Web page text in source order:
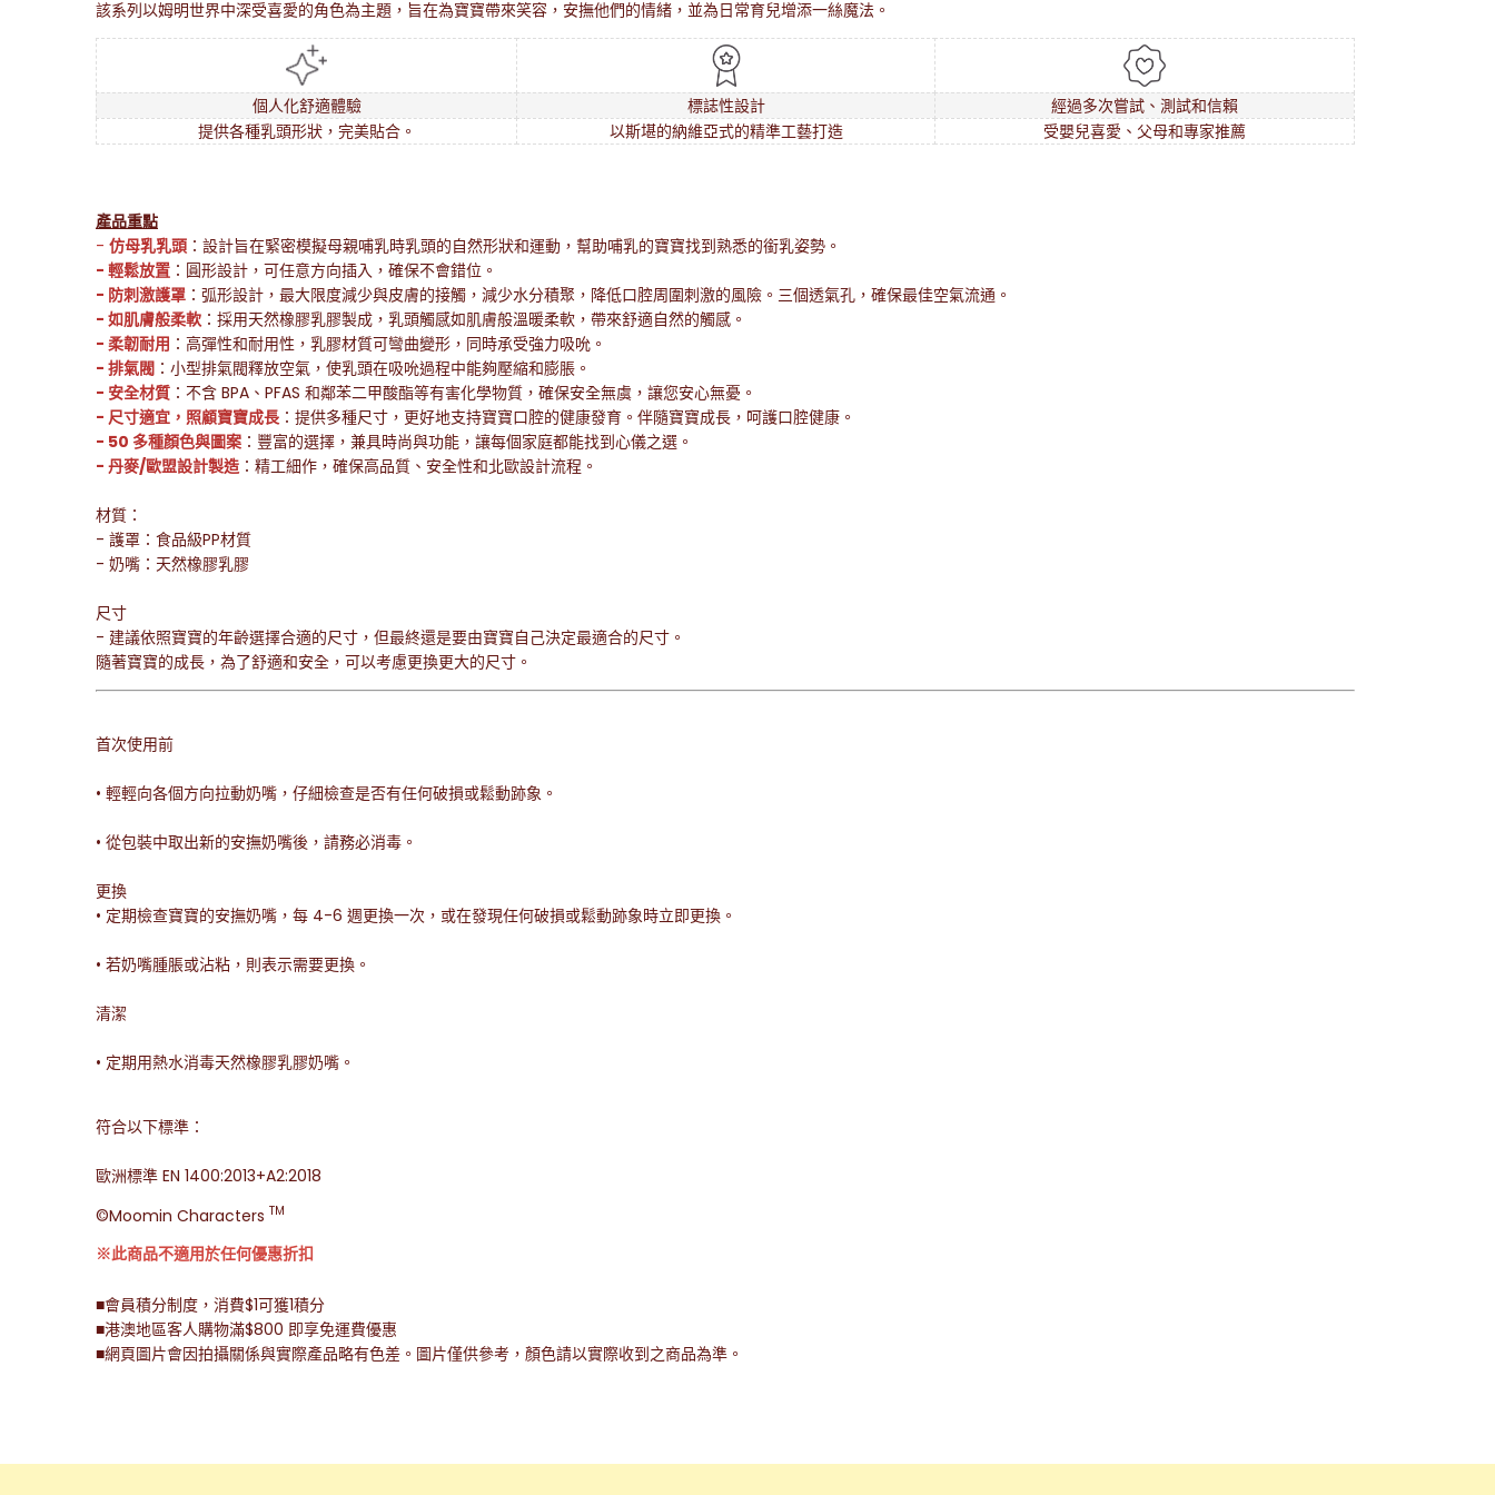
該系列以姆明世界中深受喜愛的角色為主題，旨在為寶寶帶來笑容，安撫他們的情緒，並為日常育兒增添一絲魔法。
個人化舒適體驗 標誌性設計
經過多次嘗試、測試和信賴
提供各種乳頭形狀，完美貼合。
以斯堪的納維亞式的精準工藝打造 受嬰兒喜愛、父母和專家推薦
產品重點
- 仿母乳乳頭 ：設計旨在緊密模擬母親哺乳時乳頭的自然形狀和運動，幫助哺乳的寶寶找到熟悉的銜乳姿勢。
- 輕鬆放置 ：圓形設計，可任意方向插入，確保不會錯位。
- 防刺激護罩 ：弧形設計，最大限度減少與皮膚的接觸，減少水分積聚，降低口腔周圍刺激的風險。三個透氣孔，確保最佳空氣流通。
- 如肌膚般柔軟 ：採用天然橡膠乳膠製成，乳頭觸感如肌膚般溫暖柔軟，帶來舒適自然的觸感。
- 柔韌耐用 ：高彈性和耐用性，乳膠材質可彎曲變形，同時承受強力吸吮。
- 排氣閥 ：小型排氣閥釋放空氣，使乳頭在吸吮過程中能夠壓縮和膨脹。
- 安全材質 ：不含 BPA、PFAS 和鄰苯二甲酸酯等有害化學物質，確保安全無虞，讓您安心無憂。
- 尺寸適宜，照顧寶寶成長 ：提供多種尺寸，更好地支持寶寶口腔的健康發育。伴隨寶寶成長，呵護口腔健康。
- 50 多種顏色與圖案 ：豐富的選擇，兼具時尚與功能，讓每個家庭都能找到心儀之選。
- 丹麥/歐盟設計製造 ：精工細作，確保高品質、安全性和北歐設計流程。
材質：
- 護罩：食品級PP材質
- 奶嘴：天然橡膠乳膠
尺寸
- 建議依照寶寶的年齡選擇合適的尺寸，但最終還是要由寶寶自己決定最適合的尺寸。
隨著寶寶的成長，為了舒適和安全，可以考慮更換更大的尺寸。
首次使用前
• 輕輕向各個方向拉動奶嘴，仔細檢查是否有任何破損或鬆動跡象。
• 從包裝中取出新的安撫奶嘴後，請務必消毒。
更換
• 定期檢查寶寶的安撫奶嘴，每 4-6 週更換一次，或在發現任何破損或鬆動跡象時立即更換。
• 若奶嘴腫脹或沾粘，則表示需要更換。
清潔
• 定期用熱水消毒天然橡膠乳膠奶嘴。
符合以下標準：
歐洲標準 EN 1400:2013+A2:2018
©Moomin Characters TM
※此商品不適用於任何優惠折扣
■會員積分制度，消費$1可獲1積分
■港澳地區客人購物滿$800 即享免運費優惠
■網頁圖片會因拍攝關係與實際產品略有色差。圖片僅供參考，顏色請以實際收到之商品為準。